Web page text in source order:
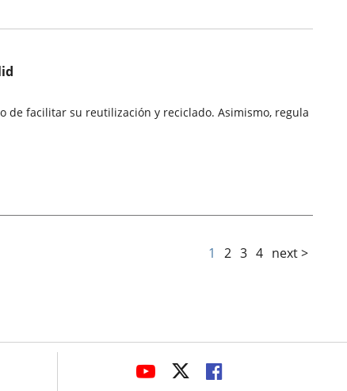
de facilitar su reutilización y reciclado. Asimismo, regula
1 2 3 4 next >
LINK
LINKLINK